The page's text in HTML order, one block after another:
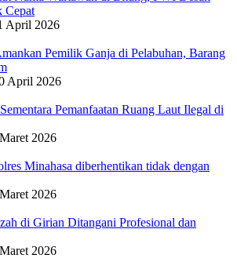
Cepat
April 2026
Pemilik Ganja di Pelabuhan, Barang
April 2026
Pemanfaatan Ruang Laut Ilegal di
2026
Minahasa diberhentikan tidak dengan
2026
di Girian Ditangani Profesional dan
2026